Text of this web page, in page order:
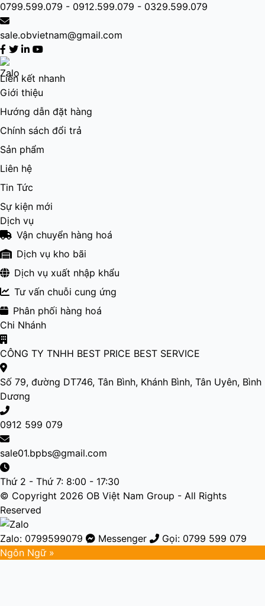
0799.599.079 - 0912.599.079 - 0329.599.079
sale.obvietnam@gmail.com
Liên kết nhanh
Giới thiệu
Hướng dẫn đặt hàng
Chính sách đổi trả
Sản phẩm
Liên hệ
Tin Tức
Sự kiện mới
Dịch vụ
Vận chuyển hàng hoá
Dịch vụ kho bãi
Dịch vụ xuất nhập khẩu
Tư vấn chuỗi cung ứng
Phân phối hàng hoá
Chi Nhánh
CÔNG TY TNHH BEST PRICE BEST SERVICE
Số 79, đường DT746, Tân Bình, Khánh Bình, Tân Uyên, Bình
Dương
0912 599 079
sale01.bpbs@gmail.com
Thứ 2 - Thứ 7: 8:00 - 17:30
© Copyright 2026 OB Việt Nam Group - All Rights
Reserved
Zalo: 0799599079 Messenger
Gọi: 0799 599 079
Ngôn Ngữ »